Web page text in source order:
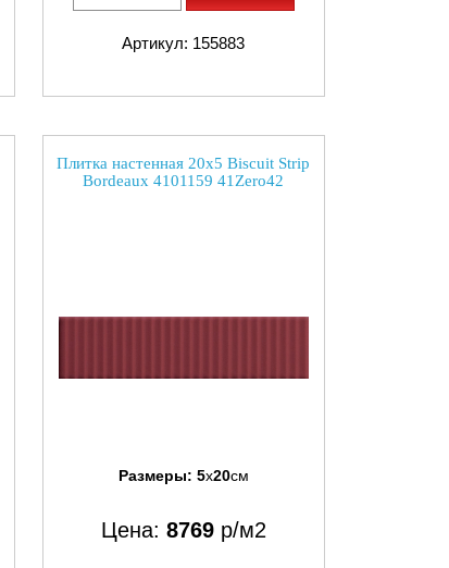
Артикул: 155883
Плитка настенная 20x5 Biscuit Strip
Bordeaux 4101159 41Zero42
Размеры: 5x20см
Цена: 8769р/м2